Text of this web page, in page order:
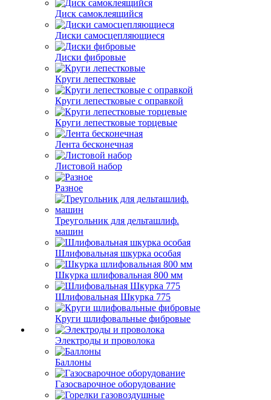
Диск самоклеящийся
Диски самосцепляющиеся
Диски фибровые
Круги лепестковые
Круги лепестковые с оправкой
Круги лепестковые торцевые
Лента бесконечная
Листовой набор
Разное
Треугольник для дельташлиф.
машин
Шлифовальная шкурка особая
Шкурка шлифовальная 800 мм
Шлифовальная Шкурка 775
Круги шлифовальные фибровые
Электроды и проволока
Баллоны
Газосварочное оборудование